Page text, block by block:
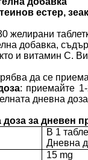
естер,
желирани
добавка,
и витамин С.
да се
: приемайте
дневна доза
за дневен
В 1
Дневна
15 mg